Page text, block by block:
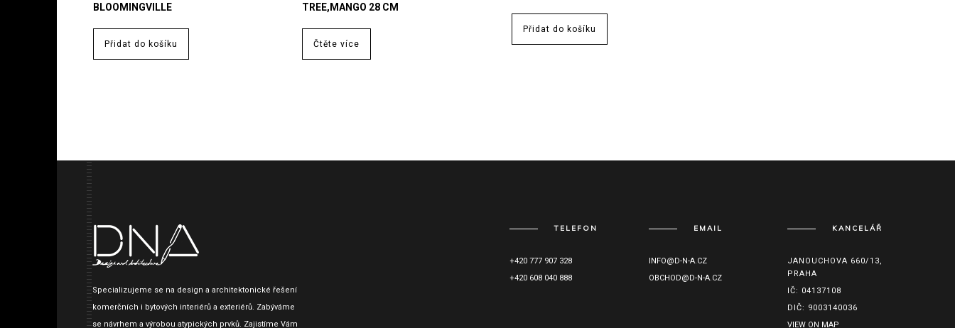
BLOOMINGVILLE
Přidat do košíku
TREE,MANGO 28 CM
Čtěte více
Přidat do košíku
Specializujeme se na design a architektonické řešení
komerčních i bytových interiérů a exteriérů. Zabýváme
se návrhem a výrobou atypických prvků. Zajistíme Vám
TELEFON
+420 777 907 328
+420 608 040 888
EMAIL
INFO@D-N-A.CZ
OBCHOD@D-N-A.CZ
KANCELÁŘ
JANOUCHOVA 660/13,
PRAHA
IČ: 04137108
DIČ: 9003140036
VIEW ON MAP